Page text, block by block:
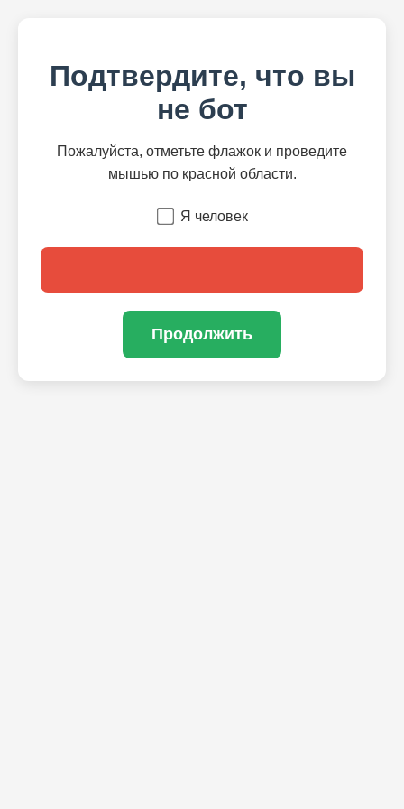
Подтвердите, что вы
не бот
Пожалуйста, отметьте флажок и проведите
мышью по красной области.
Я человек
Продолжить